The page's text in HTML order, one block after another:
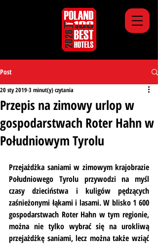
Post
Przepis na zimowy urlop w
gospodarstwach Roter Hahn w
Południowym Tyrolu
20 sty 2019 3 minut(y) czytania
Przejażdżka saniami w zimowym krajobrazie
Południowego Tyrolu przywodzi na myśl
czasy dzieciństwa i kuligów pędzących
zaśnieżonymi łąkami i lasami. W blisko 1 600
gospodarstwach Roter Hahn w tym regionie,
można nie tylko wybrać się na urokliwą
przejażdżkę saniami, lecz można także wziąć